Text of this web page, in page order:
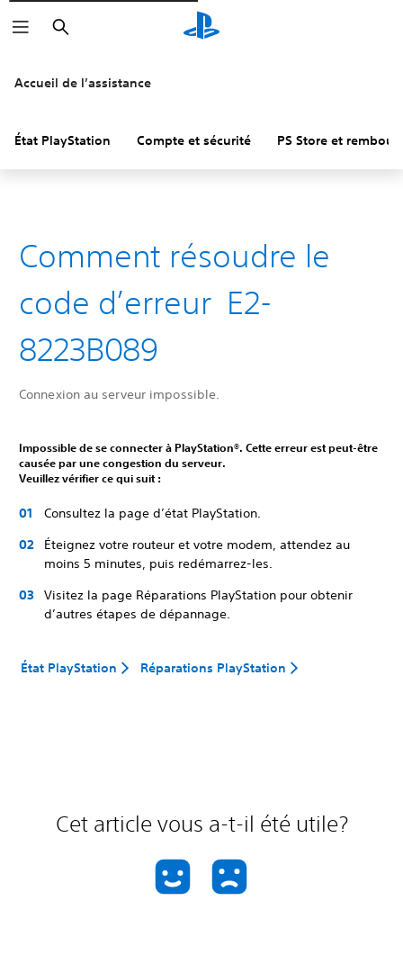
Rechercher
Accueil de l’assistance
État PlayStation Compte et sécurité PS Store et
Comment résoudre le
code d’erreur E2-
8223B089
Connexion au serveur impossible.
Impossible de se connecter à PlayStation®. Cette erreur est peut-être
causée par une congestion du serveur.
Veuillez vérifier ce qui suit :
Consultez la page d’état PlayStation.
Éteignez votre routeur et votre modem, attendez au
moins 5 minutes, puis redémarrez-les.
Visitez la page Réparations PlayStation pour obtenir
d’autres étapes de dépannage.
État PlayStation Réparations PlayStation
Cet article vous a-t-il été utile?